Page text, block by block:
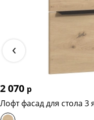
2 070 р
Лофт фасад для стола 3
‹